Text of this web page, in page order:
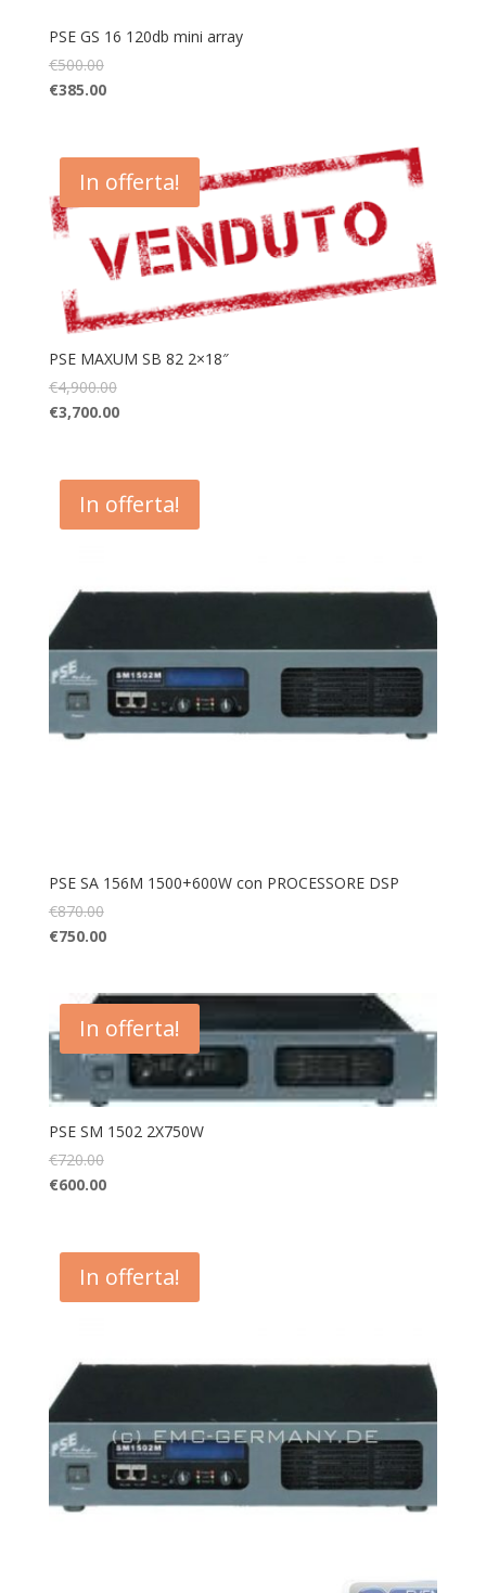
PSE GS 16 120db mini array
€500.00
€385.00
In offerta!
PSE MAXUM SB 82 2×18″
€4,900.00
€3,700.00
In offerta!
PSE SA 156M 1500+600W con PROCESSORE DSP
€870.00
€750.00
In offerta!
PSE SM 1502 2X750W
€720.00
€600.00
In offerta!